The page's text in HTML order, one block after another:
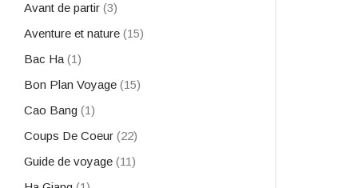
Avant de partir (3)
Aventure et nature (15)
Bac Ha (1)
Bon Plan Voyage (15)
Cao Bang (1)
Coups De Coeur (22)
Guide de voyage (11)